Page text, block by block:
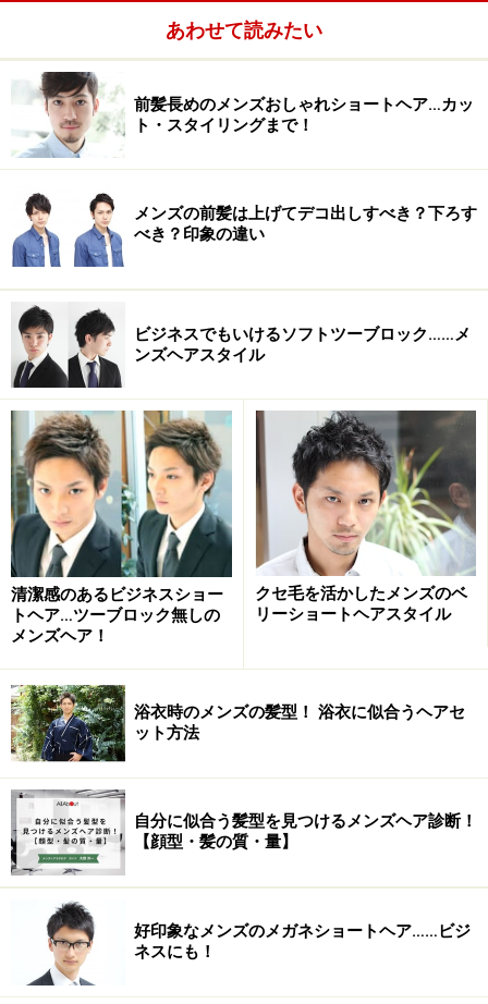
このスタイルの特徴は一言で言うと、ズバリ「やり過ぎ
ない」です。ソフトモヒカンの加減と刈り込みの厚さが
極端になり過ぎず、ナチュラルに取り入れられるように
することです。ナチュラルな刈り込みなら、ビジネスス
タイルでも抵抗なく取り入れられるようになります。そ
して、「やり過ぎない」トップの高さ・サイドの刈り込
み・襟足の長さの3つの要素を取り入れることで、男ら
しい縦長なワイルドシルエットのスタイルが完成するの
です。もちろんスタイリングも簡単で、忙しいビジネス
マンの朝にもぴったりです。ぜひお試しください。
カット：サイドにやり過ぎない刈り込みが入った、ソフ
トモヒカンベースにカット。トップは簡単に動きが出る
よう長短をつけてカットします。
カラー：なし。
パーマ：クセの強い方はポイントカールストレートで、
クセを和らげ扱いやすくします。逆に直毛の方はニュア
ンスパーマで適度なカール感を出して、簡単にスタイリ
ングできるように仕上げます。
あわせて読みたい
前髪長めのメンズおしゃれショートヘア…カッ
ト・スタイリングまで！
メンズの前髪は上げてデコ出しすべき？下ろす
べき？印象の違い
ビジネスでもいけるソフトツーブロック……メ
ンズヘアスタイル
清潔感のあるビジネスショー
トヘア…ツーブロック無しの
メンズヘア！
クセ毛を活かしたメンズのベ
リーショートヘアスタイル
浴衣時のメンズの髪型！ 浴衣に似合うヘアセ
ット方法
自分に似合う髪型を見つけるメンズヘア診断！
【顔型・髪の質・量】
好印象なメンズのメガネショートヘア……ビジ
ネスにも！